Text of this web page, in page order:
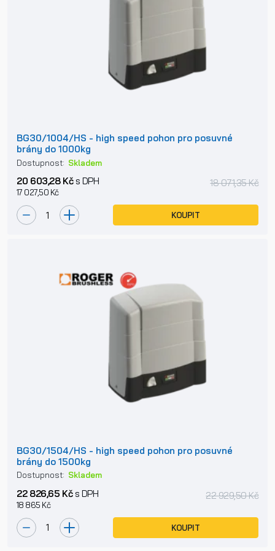
BG30/1004/HS - high speed pohon pro posuvné
brány do 1000kg
Dostupnost: Skladem
20 603,28 Kčs DPH
17 027,50 Kč
18 071,35 Kč
KOUPIT
BG30/1504/HS - high speed pohon pro posuvné
brány do 1500kg
Dostupnost: Skladem
22 826,65 Kčs DPH
18 865 Kč
22 929,50 Kč
KOUPIT